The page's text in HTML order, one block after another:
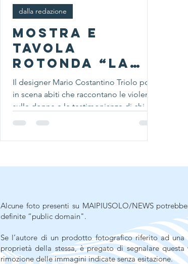
Mostra e
tavola
rotonda “LA
GRANDE
DISUGUAGLIANZ
A” a Bologna
Il designer Mario Costantino Triolo porta
in scena abiti che raccontano le violenze
sulle donne e le testimonianze di chi le
ha vissute
dalla redazione
Alcune foto presenti su MAIPIUSOLO/NEWS
definite “public domain".
Se l’autore di un prodotto fotografico riferito ad
proprietà della stessa, è pregato di segnalare
rimozione delle immagini indicate senza esitazione.